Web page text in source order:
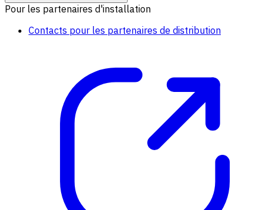
Pour les partenaires d'installation
Contacts pour les partenaires de distribution